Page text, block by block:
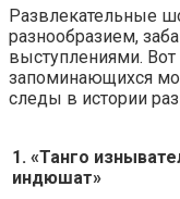
Развлекательные
разнообразием,
выступлениями.
запоминающихся
следы в истории
1. «Танго
индюшат»